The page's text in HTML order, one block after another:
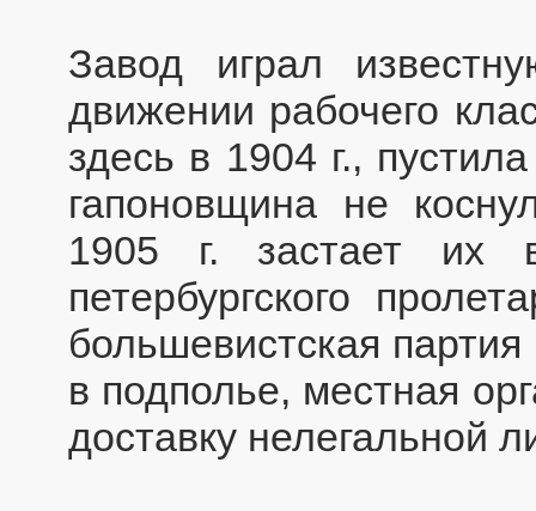
Завод играл
движении рабочего
здесь в 1904 г.,
гапоновщина не
1905 г. застает их
петербургского
большевистская
в подполье, местная
доставку нелегальной